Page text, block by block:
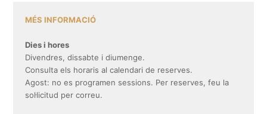
MÉS INFORMACIÓ
Dies i hores
Divendres, dissabte i diumenge.
Consulta els horaris al calendari de reserves.
Agost: no es programen sessions. Per reserves, feu la
sol·licitud per correu.